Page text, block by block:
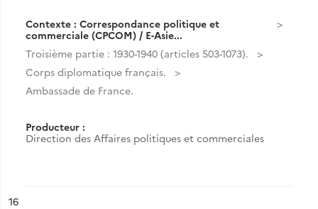
Contexte : Correspondance politique et
commerciale (CPCOM) / E-Asie...
Troisième partie : 1930-1940 (articles 503-1073).
Corps diplomatique français.
Ambassade de France.
Producteur :
Direction des Affaires politiques et commerciales
n°
16